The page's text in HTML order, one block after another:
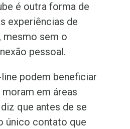
é outra forma de
experiências de
mesmo sem o
pessoal.
podem beneficiar
em áreas
que antes de se
único contato que